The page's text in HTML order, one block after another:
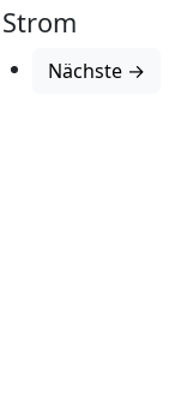
Nächste →